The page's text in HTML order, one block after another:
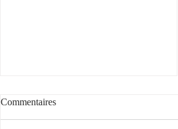
Commentaires